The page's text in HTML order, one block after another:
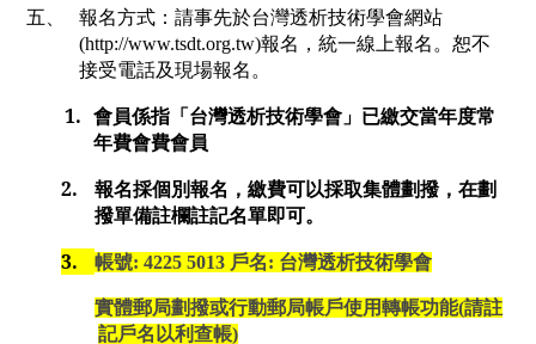
五、
報名方式：請事先於台灣透析技術學會網站
(http://www.tsdt.org.tw)報名，統一線上報名。恕不
接受電話及現場報名。
1.
會員係指「台灣透析技術學會」已繳交當年度常
年費會費會員
2.
報名採個別報名，繳費可以採取集體劃撥，在劃
撥單備註欄註記名單即可。
3. 帳號: 4225 5013 戶名: 台灣透析技術學會
實體郵局劃撥或行動郵局帳戶使用轉帳功能(請註
記戶名以利查帳)